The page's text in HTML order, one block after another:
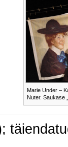
Marie Under –
Nuter. Saukase